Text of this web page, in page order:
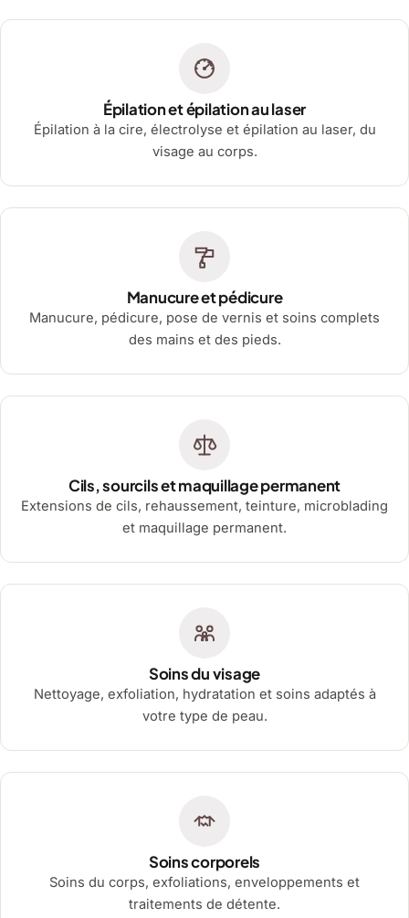
Épilation et épilation au laser
Épilation à la cire, électrolyse et épilation au laser, du
visage au corps.
Manucure et pédicure
Manucure, pédicure, pose de vernis et soins complets
des mains et des pieds.
Cils, sourcils et maquillage permanent
Extensions de cils, rehaussement, teinture, microblading
et maquillage permanent.
Soins du visage
Nettoyage, exfoliation, hydratation et soins adaptés à
votre type de peau.
Soins corporels
Soins du corps, exfoliations, enveloppements et
traitements de détente.